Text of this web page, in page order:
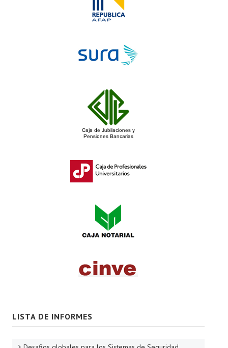
LISTA DE INFORMES